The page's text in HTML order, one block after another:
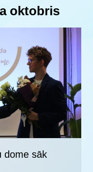
oktobris
dome sāk